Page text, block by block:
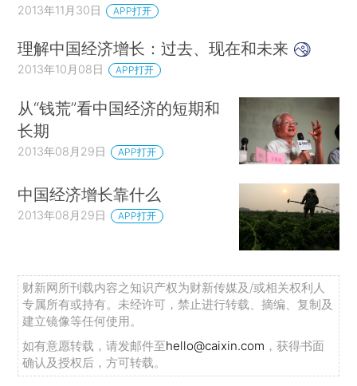
2013年11月30日 APP打开
理解中国经济增长：过去、现在和未来
2013年10月08日 APP打开
从“钱荒”看中国经济的短期和
长期
2013年08月29日 APP打开
中国经济增长靠什么
2013年08月29日 APP打开
财新网所刊载内容之知识产权为财新传媒及/或相关权利人
专属所有或持有。未经许可，禁止进行转载、摘编、复制及
建立镜像等任何使用。
如有意愿转载，请发邮件至hello@caixin.com ，获得书面
确认及授权后，方可转载。